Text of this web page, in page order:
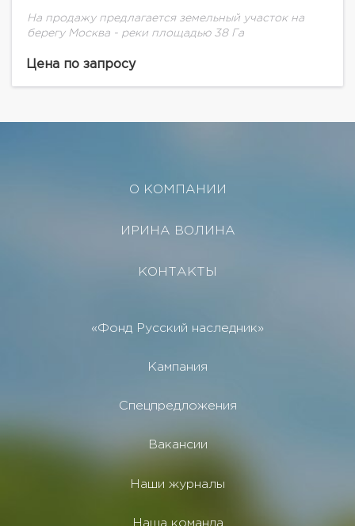
На продажу предлагается земельный участок на
берегу Москва - реки площадью 38 Га
Цена по запросу
О КОМПАНИИ
ИРИНА ВОЛИНА
КОНТАКТЫ
«Фонд Русский наследник»
Кампания
Спецпредложения
Вакансии
Наши журналы
Наша команда